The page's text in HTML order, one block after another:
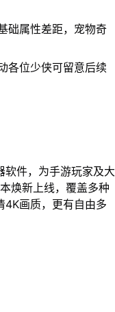
础属性差距，宠物奇
各位少侠可留意后续
软件，为手游玩家及大
焕新上线，覆盖多种
4K画质，更有自由多